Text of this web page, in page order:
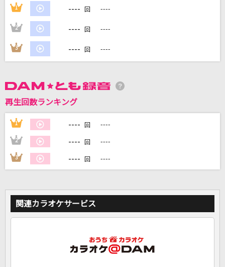
DAMの新曲・ランキングなど
カラオケ最新情報をチェック！
カラオケをもっと楽しもう！
家族や友達と一緒に！練習にも！
1 ---- 回 ----
2 ---- 回 ----
3 ---- 回 ----
再生回数ランキング
1 ---- 回 ----
2 ---- 回 ----
3 ---- 回 ----
関連カラオケサービス